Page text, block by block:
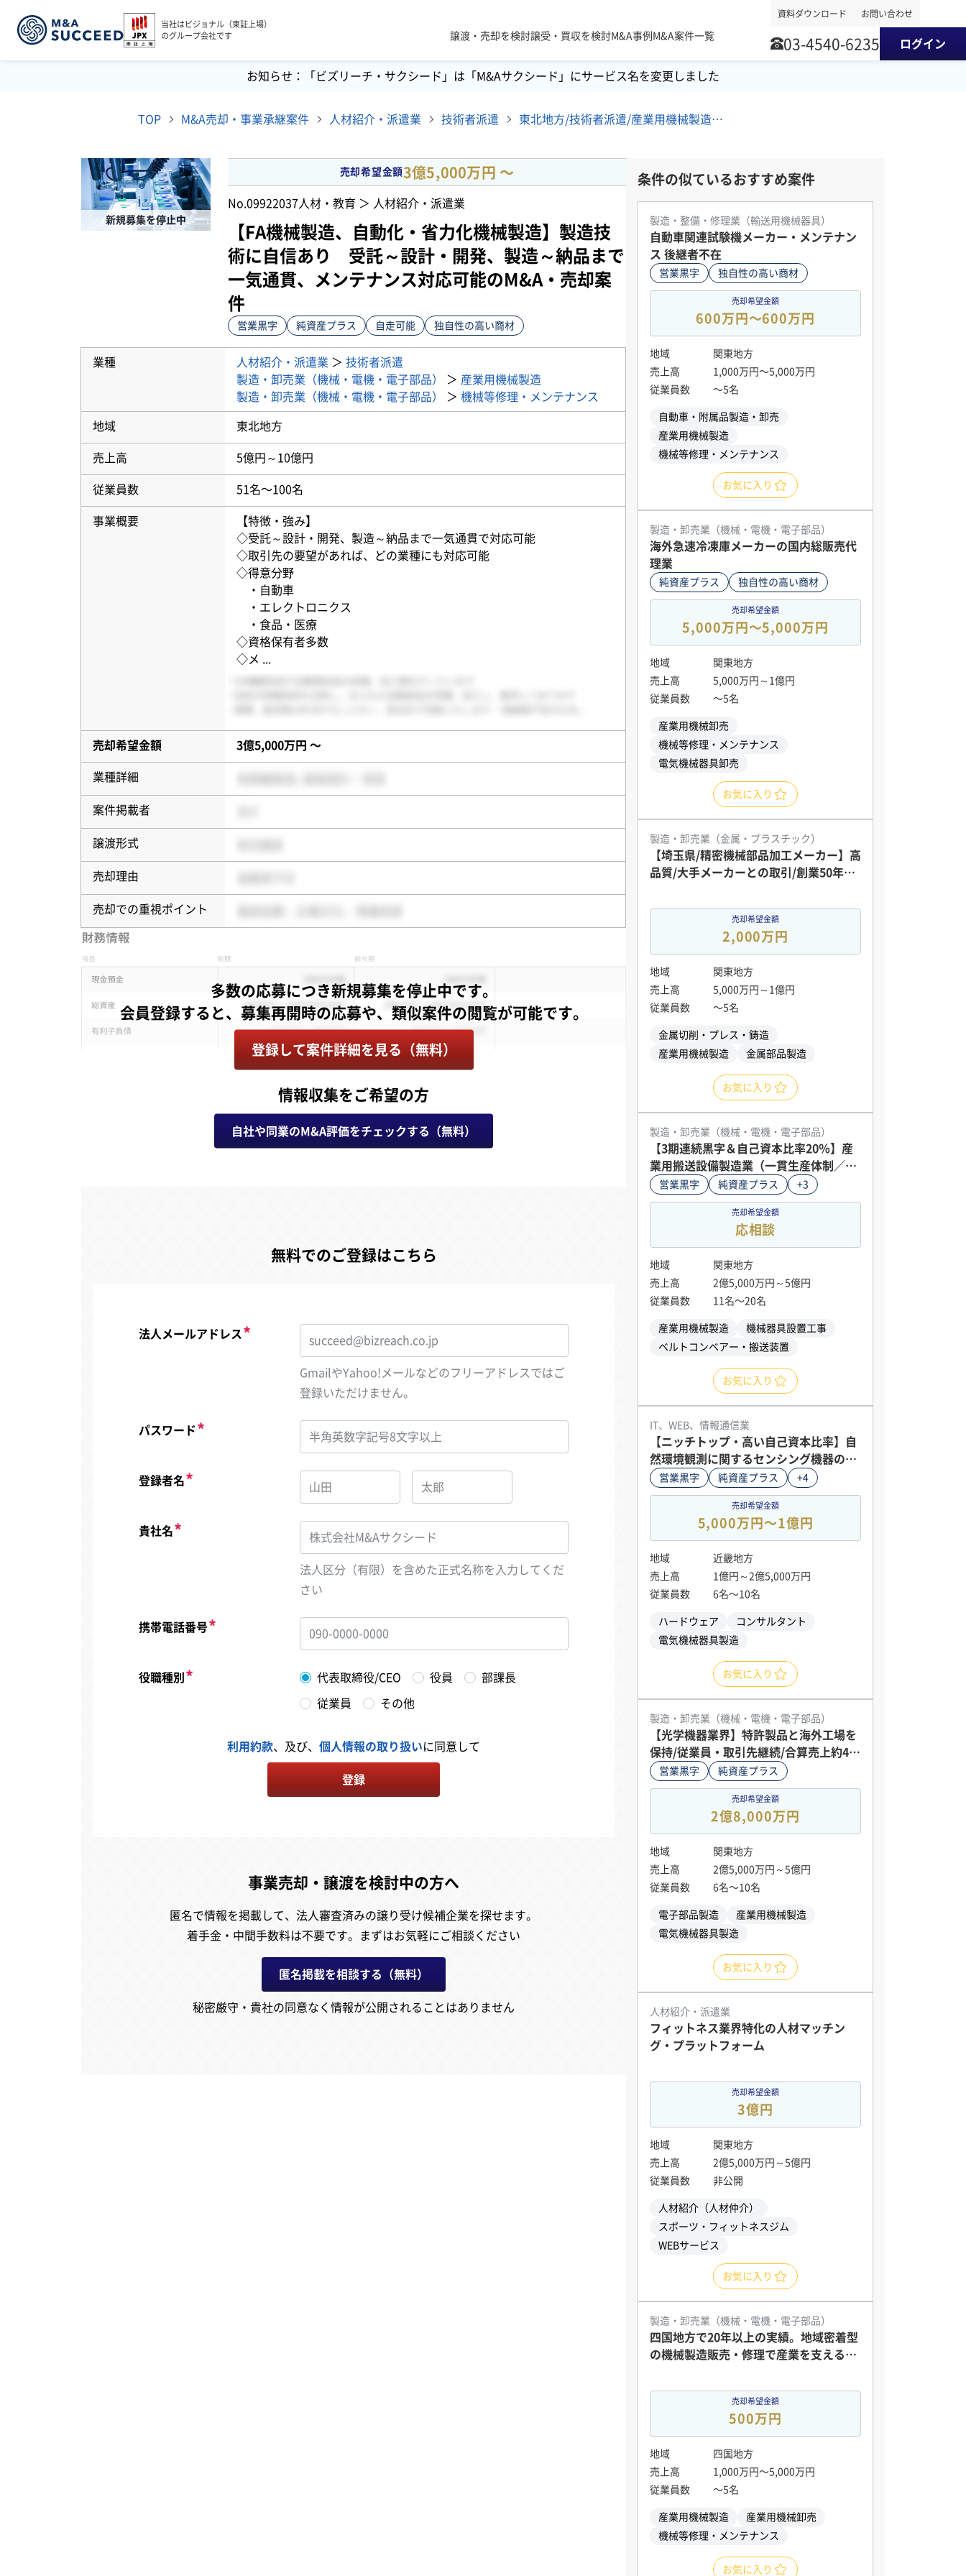
当社はビジョナル（東証上場）
のグループ会社です
譲渡・売却を検討譲受・買収を検討M&A事例 M&A案件一覧
資料ダウンロード お問い合わせ
03-4540-6235 ログイン
お知らせ：「ビズリーチ・サクシード」は「M&Aサクシード」にサービス名を変更しました
TOP M&A売却・事業承継案件 人材紹介・派遣業 技術者派遣 東北地方/技術者派遣/産業用機械製造/機械等修理・メンテナンス M&A・事業譲渡案件
新規募集を停止中
売却希望金額 3億5,000万円 〜
No.09922037 人材・教育 ＞ 人材紹介・派遣業
【FA機械製造、自動化・省力化機械製造】製造技
術に自信あり 受託～設計・開発、製造～納品まで
一気通貫、メンテナンス対応可能のM&A・売却案
件
営業黒字 純資産プラス 自走可能 独自性の高い商材
業種 人材紹介・派遣業 ＞ 技術者派遣
製造・卸売業（機械・電機・電子部品）
＞ 産業用機械製造
製造・卸売業（機械・電機・電子部品）
＞ 機械等修理・メンテナンス
地域 東北地方
売上高 5億円～10億円
従業員数 51名〜100名
事業概要
【特徴・強み】
◇受託～設計・開発、製造～納品まで一気通貫で対応可能
◇取引先の要望があれば、どの業種にも対応可能
◇得意分野
・自動車
・エレクトロニクス
・食品・医療
◇資格保有者多数
◇メ
売却希望金額 3億5,000万円 〜
業種詳細
案件掲載者
譲渡形式
売却理由
売却での重視ポイント
多数の応募につき新規募集を停止中です。
登録して案件詳細を見る（無料）
情報収集をご希望の方
自社や同業のM&A評価をチェックする（無料）
無料でのご登録はこちら
法人メールアドレス
GmailやYahoo!メールなどのフリーアドレスではご
登録いただけません。
パスワード
登録者名
貴社名
法人区分（有限）を含めた正式名称を入力してくだ
さい
携帯電話番号
役職種別 代表取締役/CEO 役員 部課長
従業員 その他
利用約款、及び、 個人情報の取り扱いに同意して
登録
事業売却・譲渡を検討中の方へ
匿名で情報を掲載して、 法人審査済みの譲り受け候補企業を探せます。
着手金・中間手数料は不要です。
まずはお気軽にご相談ください
匿名掲載を相談する（無料）
秘密厳守・貴社の同意なく情報が公開されることはありません
条件の似ているおすすめ案件
製造・整備・修理業（輸送用機械器具）
自動車関連試験機メーカー・メンテナン
ス 後継者不在
営業黒字 独自性の高い商材
売却希望金額
600万円〜600万円
地域
関東地方
売上高
1,000万円〜5,000万円
従業員数
〜5名
自動車・附属品製造・卸売
産業用機械製造
機械等修理・メンテナンス
お気に入り
製造・卸売業（機械・電機・電子部品）
海外急速冷凍庫メーカーの国内総販売代
理業
純資産プラス 独自性の高い商材
売却希望金額
5,000万円〜5,000万円
地域
関東地方
売上高
5,000万円～1億円
従業員数
〜5名
産業用機械卸売
機械等修理・メンテナンス
電気機械器具卸売
お気に入り
製造・卸売業（金属・プラスチック）
【埼玉県/精密機械部品加工メーカー】高
品質/大手メーカーとの取引/創業50年以
売却希望金額
2,000万円
地域
関東地方
売上高
5,000万円～1億円
従業員数
〜5名
金属切削・プレス・鋳造
産業用機械製造
金属部品製造
お気に入り
製造・卸売業（機械・電機・電子部品）
【3期連続黒字＆自己資本比率20％】産
業用搬送設備製造業（一貫生産体制／南
関東）
営業黒字 純資産プラス +3
売却希望金額
応相談
地域
関東地方
売上高
2億5,000万円～5億円
従業員数
11名〜20名
産業用機械製造
機械器具設置工事
ベルトコンベアー・搬送装置
お気に入り
IT、WEB、情報通信業
【ニッチトップ・高い自己資本比率】自
然環境観測に関するセンシング機器の設
計・開発
営業黒字 純資産プラス +4
売却希望金額
5,000万円〜1億円
地域
近畿地方
売上高
1億円～2億5,000万円
従業員数
6名〜10名
ハードウェア
コンサルタント
電気機械器具製造
お気に入り
製造・卸売業（機械・電機・電子部品）
【光学機器業界】特許製品と海外工場を
保持/従業員・取引先継続/合算売上約4億
円営業黒字 純資産プラス
売却希望金額
2億8,000万円
地域
関東地方
売上高
2億5,000万円～5億円
従業員数
6名〜10名
電子部品製造
産業用機械製造
電気機械器具製造
お気に入り
人材紹介・派遣業
フィットネス業界特化の人材マッチン
グ・プラットフォーム
売却希望金額
3億円
地域
関東地方
売上高
2億5,000万円～5億円
従業員数
非公開
人材紹介（人材仲介）
スポーツ・フィットネスジム
WEBサービス
お気に入り
製造・卸売業（機械・電機・電子部品）
四国地方で20年以上の実績。地域密着型
の機械製造販売・修理で産業を支える企
売却希望金額
500万円
地域
四国地方
売上高
1,000万円〜5,000万円
従業員数
〜5名
産業用機械製造
産業用機械卸売
機械等修理・メンテナンス
お気に入り